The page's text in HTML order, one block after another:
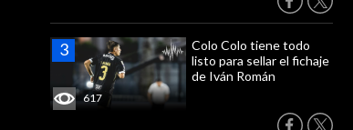
617
Colo Colo tiene todo
listo para sellar el fichaje
de Iván Román